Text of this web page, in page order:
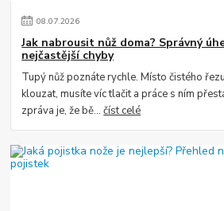
08.07.2026
Jak nabrousit nůž doma? Správný
nejčastější chyby
Tupý nůž poznáte rychle. Místo čistého
klouzat, musíte víc tlačit a práce s ním
zpráva je, že bě...číst celé